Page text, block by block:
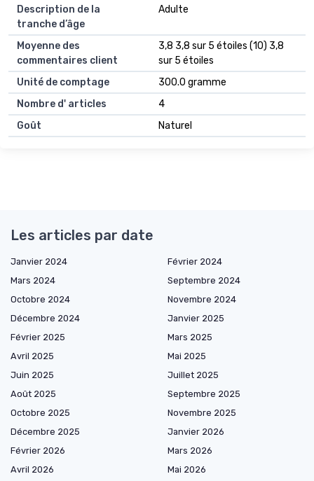
Description de la
tranche d’âge
Adulte
Moyenne des
commentaires client
3,8 3,8 sur 5 étoiles (10) 3,8
sur 5 étoiles
Unité de comptage
300.0 gramme
Nombre d' articles
4
Goût
Naturel
Les articles par date
Janvier 2024
Février 2024
Mars 2024
Septembre 2024
Octobre 2024
Novembre 2024
Décembre 2024
Janvier 2025
Février 2025
Mars 2025
Avril 2025
Mai 2025
Juin 2025
Juillet 2025
Août 2025
Septembre 2025
Octobre 2025
Novembre 2025
Décembre 2025
Janvier 2026
Février 2026
Mars 2026
Avril 2026
Mai 2026